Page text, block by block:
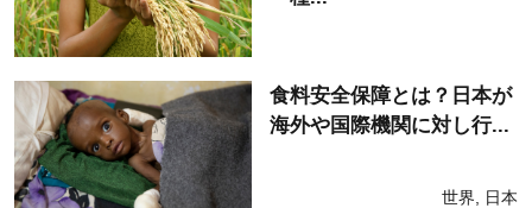
食料安全保障とは？日本が
海外や国際機関に対し行...
世界 日本